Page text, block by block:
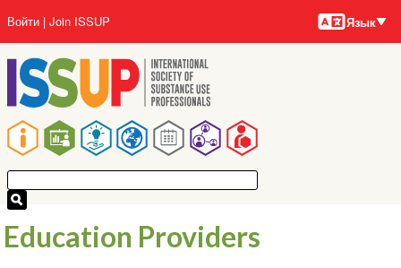
основному
содержанию
Main
navigation
User
account
menu
Войти Join ISSUP Языки
Язык
Education Providers